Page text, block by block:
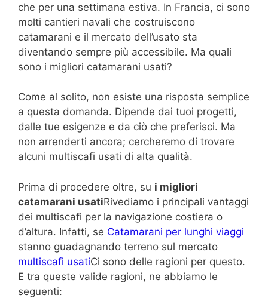
che per una settimana estiva. In Francia, ci sono
molti cantieri navali che costruiscono
catamarani e il mercato dell’usato sta
diventando sempre più accessibile. Ma quali
sono i migliori catamarani usati?
Come al solito, non esiste una risposta semplice
a questa domanda. Dipende dai tuoi progetti,
dalle tue esigenze e da ciò che preferisci. Ma
non arrenderti ancora; cercheremo di trovare
alcuni multiscafi usati di alta qualità.
Prima di procedere oltre, su i migliori
catamarani usatiRivediamo i principali vantaggi
dei multiscafi per la navigazione costiera o
d’altura. Infatti, se Catamarani per lunghi viaggi
stanno guadagnando terreno sul mercato
multiscafi usatiCi sono delle ragioni per questo.
E tra queste valide ragioni, ne abbiamo le
seguenti: